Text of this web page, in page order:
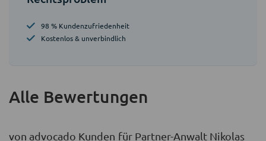
98 % Kundenzufriedenheit
Kostenlos & unverbindlich
Alle Bewertungen
von advocado Kunden für Partner-Anwalt Nikolas